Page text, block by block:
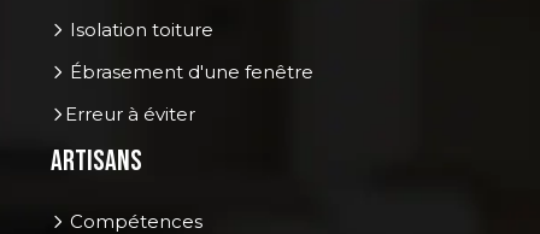
Isolation toiture
Ébrasement d'une fenêtre
Erreur à éviter
Artisans
Compétences